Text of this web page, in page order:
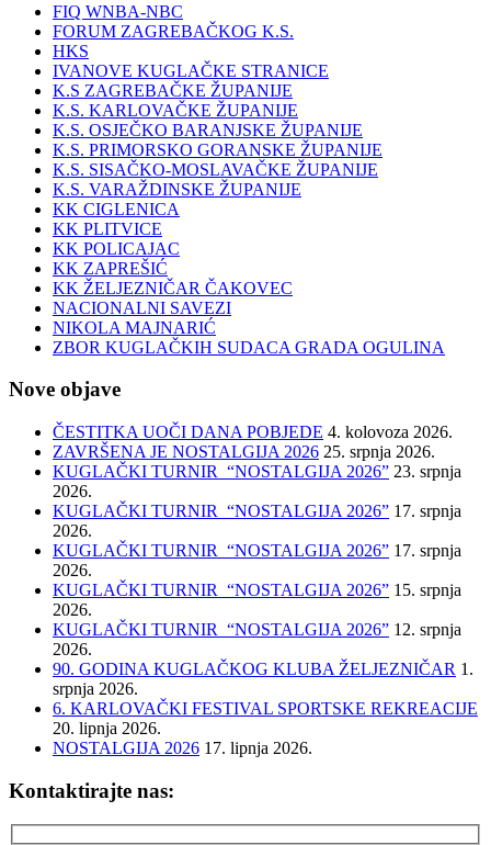
FIQ WNBA-NBC
FORUM ZAGREBAČKOG K.S.
HKS
IVANOVE KUGLAČKE STRANICE
K.S ZAGREBAČKE ŽUPANIJE
K.S. KARLOVAČKE ŽUPANIJE
K.S. OSJEČKO BARANJSKE ŽUPANIJE
K.S. PRIMORSKO GORANSKE ŽUPANIJE
K.S. SISAČKO-MOSLAVAČKE ŽUPANIJE
K.S. VARAŽDINSKE ŽUPANIJE
KK CIGLENICA
KK PLITVICE
KK POLICAJAC
KK ZAPREŠIĆ
KK ŽELJEZNIČAR ČAKOVEC
NACIONALNI SAVEZI
NIKOLA MAJNARIĆ
ZBOR KUGLAČKIH SUDACA GRADA OGULINA
Nove objave
ČESTITKA UOČI DANA POBJEDE 4. kolovoza 2026.
ZAVRŠENA JE NOSTALGIJA 2026 25. srpnja 2026.
KUGLAČKI TURNIR “NOSTALGIJA 2026” 23. srpnja
2026.
KUGLAČKI TURNIR “NOSTALGIJA 2026” 17. srpnja
2026.
KUGLAČKI TURNIR “NOSTALGIJA 2026” 17. srpnja
2026.
KUGLAČKI TURNIR “NOSTALGIJA 2026” 15. srpnja
2026.
KUGLAČKI TURNIR “NOSTALGIJA 2026” 12. srpnja
2026.
90. GODINA KUGLAČKOG KLUBA ŽELJEZNIČAR 1.
srpnja 2026.
6. KARLOVAČKI FESTIVAL SPORTSKE REKREACIJE
20. lipnja 2026.
NOSTALGIJA 2026 17. lipnja 2026.
Kontaktirajte nas: